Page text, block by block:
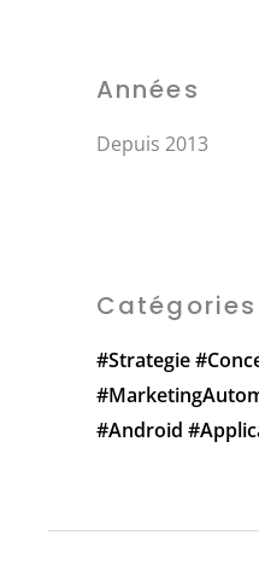
Années
Depuis 2013
Catégories
#Strategie
#Android